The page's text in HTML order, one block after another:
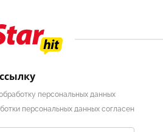
персональных данных
персональных данных согласен